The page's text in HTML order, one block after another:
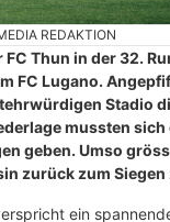
REDAKTION
Thun in der 32.
FC Lugano.
Stadio
mussten
geben. Umso
zurück zum Siegen
ein